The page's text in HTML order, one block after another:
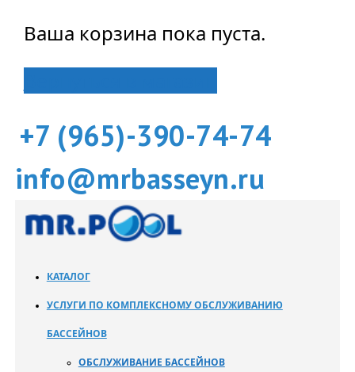
Ваша корзина пока пуста.
+7 (965)-390-74-74
info@mrbasseyn.ru
КАТАЛОГ
УСЛУГИ ПО КОМПЛЕКСНОМУ ОБСЛУЖИВАНИЮ
БАССЕЙНОВ
ОБСЛУЖИВАНИЕ БАССЕЙНОВ